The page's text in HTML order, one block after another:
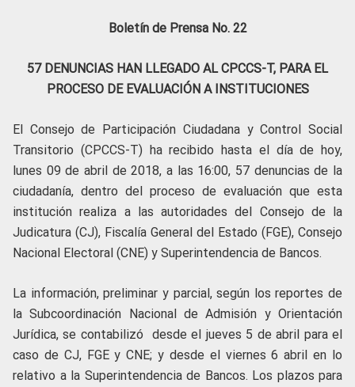
Boletín de Prensa No. 22
57 DENUNCIAS HAN LLEGADO AL CPCCS-T, PARA EL
PROCESO DE EVALUACIÓN A INSTITUCIONES
El Consejo de Participación Ciudadana y Control Social
Transitorio (CPCCS-T) ha recibido hasta el día de hoy,
lunes 09 de abril de 2018, a las 16:00, 57 denuncias de la
ciudadanía, dentro del proceso de evaluación que esta
institución realiza a las autoridades del Consejo de la
Judicatura (CJ), Fiscalía General del Estado (FGE), Consejo
Nacional Electoral (CNE) y Superintendencia de Bancos.
La información, preliminar y parcial, según los reportes de
la Subcoordinación Nacional de Admisión y Orientación
Jurídica, se contabilizó desde el jueves 5 de abril para el
caso de CJ, FGE y CNE; y desde el viernes 6 abril en lo
relativo a la Superintendencia de Bancos. Los plazos para